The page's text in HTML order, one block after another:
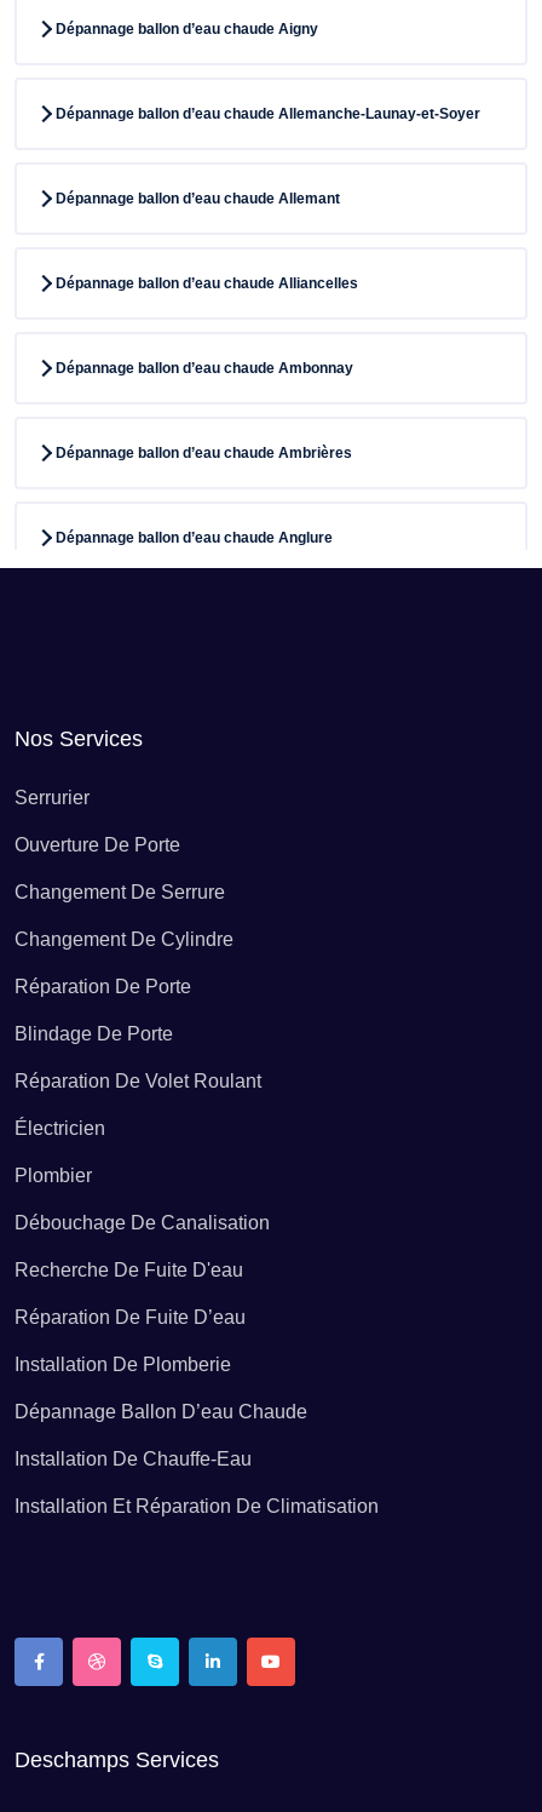
Dépannage ballon d’eau chaude Aigny
Dépannage ballon d’eau chaude Allemanche-Launay-et-Soyer
Dépannage ballon d’eau chaude Allemant
Dépannage ballon d’eau chaude Alliancelles
Dépannage ballon d’eau chaude Ambonnay
Dépannage ballon d’eau chaude Ambrières
Dépannage ballon d’eau chaude Anglure
Dépannage ballon d’eau chaude Aougny
Dépannage ballon d’eau chaude Arrigny
Dépannage ballon d’eau chaude Arzillières-Neuville
Dépannage ballon d’eau chaude Athis
Dépannage ballon d’eau chaude Aulnay-l'Aître
Dépannage ballon d’eau chaude Auménancourt
Nos Services
Serrurier
Ouverture De Porte
Changement De Serrure
Changement De Cylindre
Réparation De Porte
Blindage De Porte
Réparation De Volet Roulant
Électricien
Plombier
Débouchage De Canalisation
Recherche De Fuite D'eau
Réparation De Fuite D’eau
Installation De Plomberie
Dépannage Ballon D’eau Chaude
Installation De Chauffe-Eau
Installation Et Réparation De Climatisation
Deschamps Services